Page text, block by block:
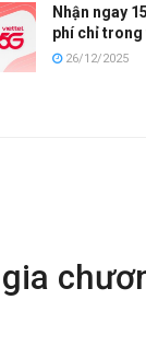
Nhận ngay
phí chỉ trong
26/12/2025